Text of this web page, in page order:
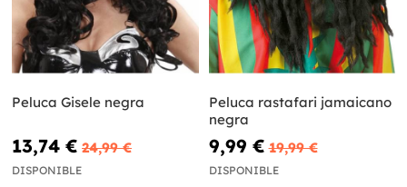
Peluca Gisele negra
13,74 € 24,99 €
DISPONIBLE
Peluca rastafari jamaicano
negra
9,99 € 19,99 €
DISPONIBLE